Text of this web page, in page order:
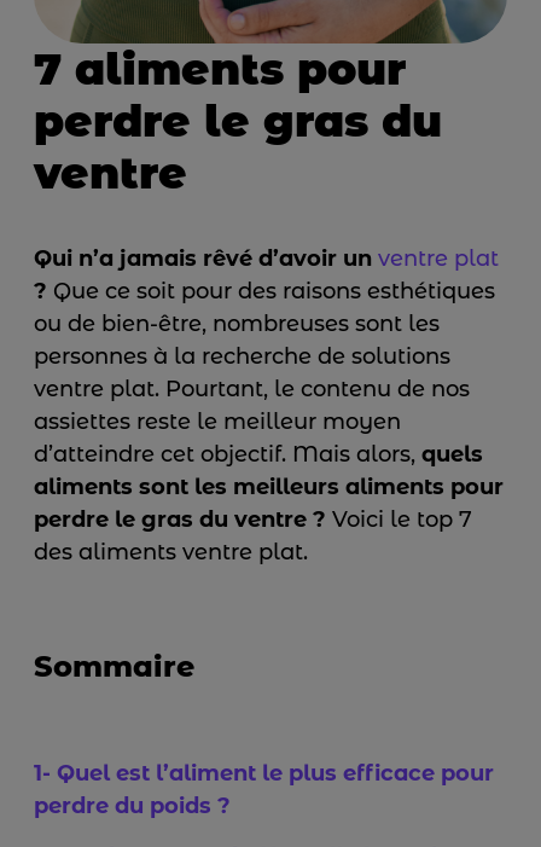
7 aliments pour
perdre le gras du
ventre
Qui n’a jamais rêvé d’avoir un ventre plat
? Que ce soit pour des raisons esthétiques
ou de bien-être, nombreuses sont les
personnes à la recherche de solutions
ventre plat. Pourtant, le contenu de nos
assiettes reste le meilleur moyen
d’atteindre cet objectif. Mais alors, quels
aliments sont les meilleurs aliments pour
perdre le gras du ventre ? Voici le top 7
des aliments ventre plat.
Sommaire
1- Quel est l’aliment le plus efficace pour
perdre du poids ?